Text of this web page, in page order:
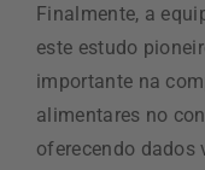
Finalmente, a
este estudo
importante na
alimentares no
oferecendo